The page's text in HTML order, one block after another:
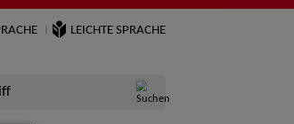
LEICHTE SPRACHE